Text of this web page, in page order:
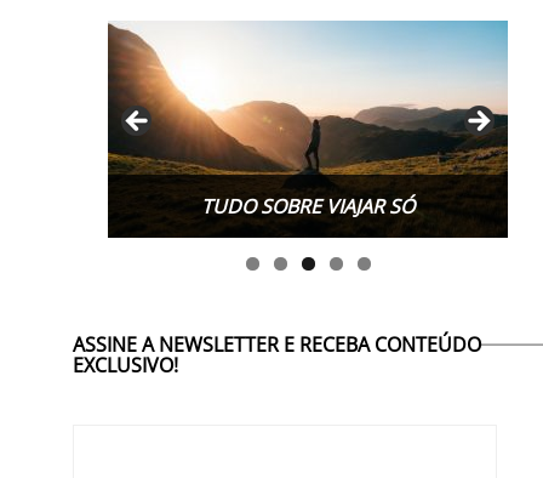
TUDO SOBRE WORK EXCHANGE
ASSINE A NEWSLETTER E RECEBA CONTEÚDO
EXCLUSIVO!